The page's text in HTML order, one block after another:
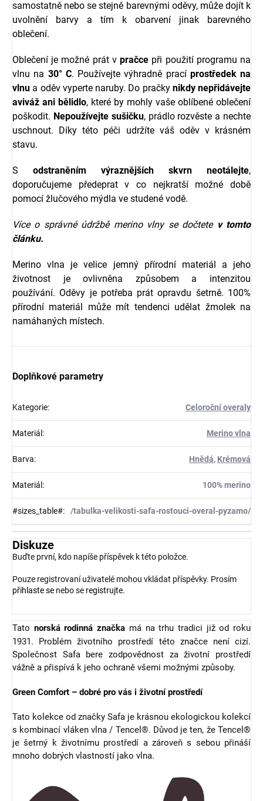
samostatně nebo se stejně barevnými oděvy, může dojít k
uvolnění barvy a tím k obarvení jinak barevného
oblečení.
Oblečení je možné prát vpračce při použití programu na
vlnu na 30° C. Používejte výhradně prací prostředek na
vlnu a oděv vyperte naruby. Do pračky nikdy nepřidávejte
aviváž ani bělidlo, které by mohly vaše oblíbené oblečení
poškodit. Nepoužívejte sušičku, prádlo rozvěste a nechte
uschnout. Díky této péči udržíte váš oděv v krásném
stavu.
S odstraněním výraznějších skvrn neotálejte,
doporučujeme předeprat v co nejkratší možné době
pomocí žlučového mýdla ve studené vodě.
Více o správné údržbě merino vlny se dočtete v tomto
článku.
Merino vlna je velice jemný přírodní materiál a jeho
životnost je ovlivněna způsobem a intenzitou
používání. Oděvy je potřeba prát opravdu šetrně. 100%
přírodní materiál může mít tendenci udělat žmolek na
namáhaných místech.
Doplňkové parametry
Kategorie: Celoroční overaly
Materiál : Merino vlna
Barva: Hnědá, Krémová
Materiál : 100% merino
#sizes_table#: /tabulka-velikosti-safa-rostouci-overal-pyzamo/
Diskuze
Buďte první, kdo napíše příspěvek k této položce.
Pouze registrovaní uživatelé mohou vkládat příspěvky. Prosím
přihlaste se nebo se registrujte.
Tato norská rodinná značka má na trhu tradici již od roku
1931. Problém životního prostředí této značce není cizí.
Společnost Safa bere zodpovědnost za životní prostředí
vážně a přispívá k jeho ochraně všemi možnými způsoby.
Green Comfort – dobré pro vás i životní prostředí
Tato kolekce od značky Safa je krásnou ekologickou kolekcí
s kombinací vláken vlna / Tencel®. Důvod je ten, že Tencel®
je šetrný k životnímu prostředí a zároveň s sebou přináší
mnoho dobrých vlastností jako vlna.